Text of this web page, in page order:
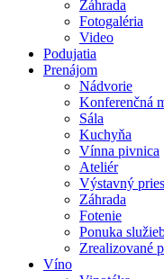
Záhrada
Fotogaléria
Video
Podujatia
Prenájom
Nádvorie
Konferenčná
Sála
Kuchyňa
Vínna pivnica
Ateliér
Výstavný
Záhrada
Fotenie
Ponuka
Zrealizované
Víno